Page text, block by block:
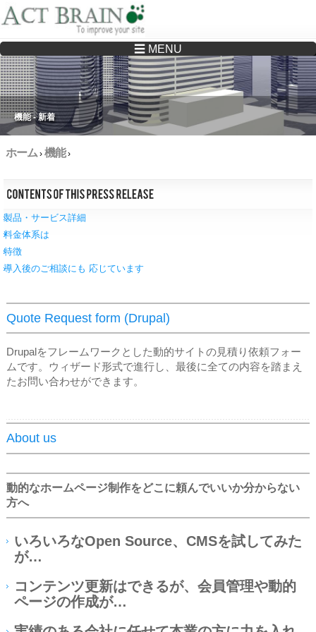
Drupalサイトの制作・保守をどこに頼んでいいか分からない方へ…まずはご相談く
ださい
☰ MENU
機能 - 新着
ホーム› 機能›
製品・サービス詳細
料金体系は
特徴
導入後のご相談にも 応じています
Quote Request form (Drupal)
Drupalをフレームワークとした動的サイトの見積り依頼フォー
ムです。ウィザード形式で進行し、最後に全ての内容を踏まえ
たお問い合わせができます。
About us
動的なホームページ制作をどこに頼んでいいか分からない
方へ
いろいろなOpen Source、CMSを試してみた
が…
コンテンツ更新はできるが、会員管理や動的
ページの作成が…